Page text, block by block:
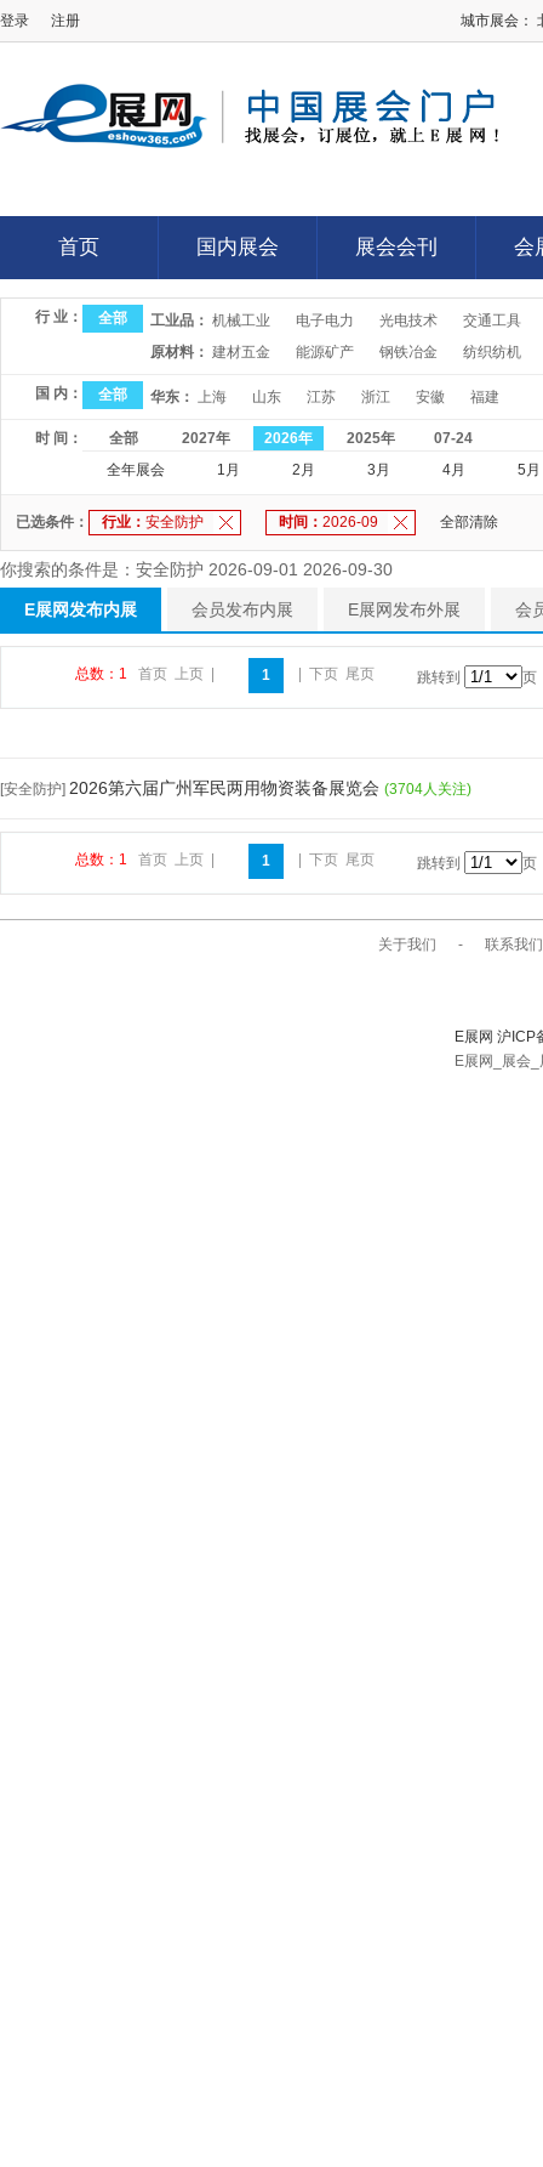
登录 注册 城市展会：
首页
首页
国内展会
国内展会
展会会刊
展会会刊
会
会
行 业： 全部 工业品： 机械工业 电子电力 光电技术
交通工具
原材料： 建材五金 能源矿产 钢铁冶金 纺织纺机
国 内： 全部 华东： 上海 山东 江苏 浙江 安徽 福建
时 间： 全部 2027年 2026年 2025年
07-24
全年展会
1月 2月 3月 4月 5月
已选条件： 行业： 安全防护 时间： 2026-09 全部清除
你搜索的条件是：安全防护 2026-09-01 2026-09-30
E展网发布内展 会员发布内展 E展网发布外展 会
总数：1 首页 上页 1 下页 尾页 跳转到 页
[安全防护] 2026第六届广州军民两用物资装备展览会 (3704人关注)
总数：1 首页 上页 1 下页 尾页 跳转到 页
关于我们 - 联系我们
E展网 沪
E展网_展会